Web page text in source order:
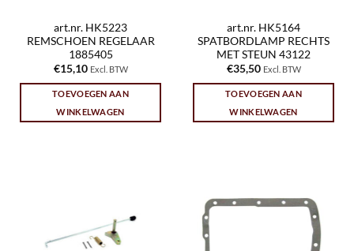
art.nr. HK5223
REMSCHOEN REGELAAR
1885405
€15,10 Excl. BTW
TOEVOEGEN AAN
WINKELWAGEN
art.nr. HK5164
SPATBORDLAMP RECHTS
MET STEUN 43122
€35,50 Excl. BTW
TOEVOEGEN AAN
WINKELWAGEN